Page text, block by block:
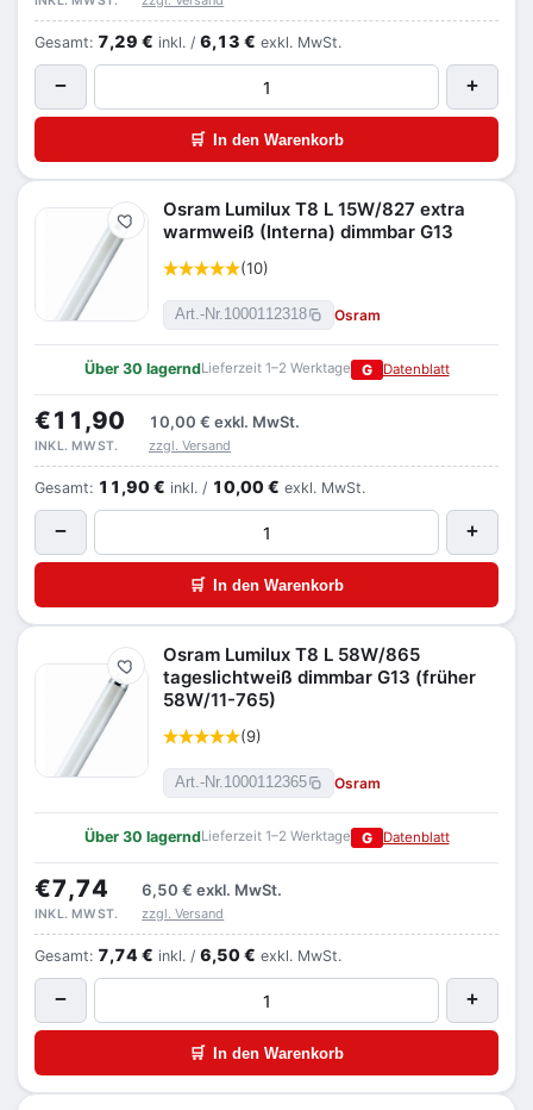
Gesamt: 7,29 € inkl. / 6,13 € exkl. MwSt.
− +
🛒 In den Warenkorb
Merken
Osram Lumilux T8 L 15W/827 extra
warmweiß (Interna) dimmbar G13
(10)
Art.-Nr.1000112318 Osram
Über 30 lagerndLieferzeit 1–2 Werktage G Datenblatt
€11,90 10,00 € exkl. MwSt.
INKL. MWST. zzgl. Versand
Gesamt: 11,90 € inkl. / 10,00 € exkl. MwSt.
− +
🛒 In den Warenkorb
Merken
Osram Lumilux T8 L 58W/865
tageslichtweiß dimmbar G13 (früher
58W/11-765)
(9)
Art.-Nr.1000112365 Osram
Über 30 lagerndLieferzeit 1–2 Werktage G Datenblatt
€7,74 6,50 € exkl. MwSt.
INKL. MWST. zzgl. Versand
Gesamt: 7,74 € inkl. / 6,50 € exkl. MwSt.
− +
🛒 In den Warenkorb